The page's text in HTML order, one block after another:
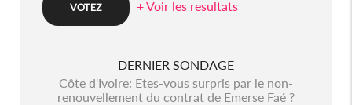
+ Voir les resultats
DERNIER SONDAGE
Côte d'Ivoire: Etes-vous surpris par le non-
renouvellement du contrat de Emerse Faé ?